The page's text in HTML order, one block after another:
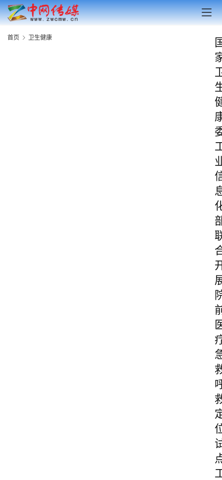
首页 卫生健康